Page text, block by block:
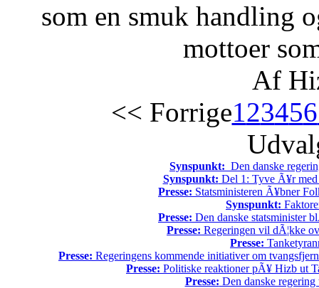
som en smuk handling
mottoer
Af
<< Forrige123456
Synspunkt: Den danske
Synspunkt: Del 1: Tyve Ã¥r med
Presse: Statsministeren Ã¥bner
Synspunkt:
Presse: Den danske statsminister
Presse: Regeringen vil dÃ¦kke
Presse:
Presse: Regeringens kommende initiativer om
Presse: Politiske reaktioner pÃ¥ Hizb ut
Presse: Den danske